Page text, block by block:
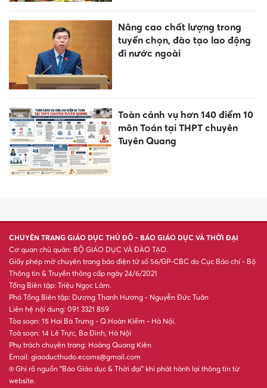
Phùng Hưng và hành trình
mùa hè trải nghiệm bổ ích
những điều này cuối năm 2026
Một hiệu trưởng ở Nghệ An bị
khởi tố vì liên quan đường dây
cá độ bóng đá
Giảm đầu mối quản lý, không